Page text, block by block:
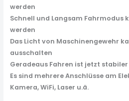
werden
Schnell und Langsam Fahrmodus
werden
Das Licht von Maschinengewehr
ausschalten
Geradeaus Fahren ist jetzt
Es sind mehrere Anschlüsse am
Kamera, WiFi, Laser u.ä.